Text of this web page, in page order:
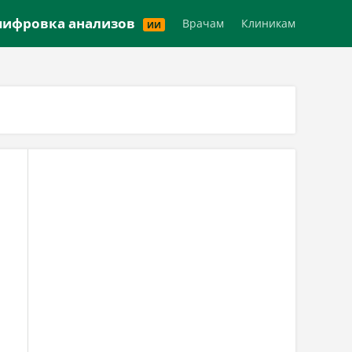
анализов ИИ Врачам Клиникам